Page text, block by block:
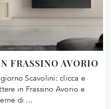
FRASSINO AVORIO
Scavolini: clicca e
in Frassino Avorio e
di ...